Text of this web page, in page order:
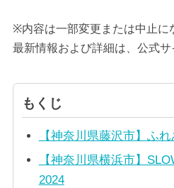
※内容は一部変更または中止に
最新情報および詳細は、公式
もくじ
【神奈川県藤沢市】ふ
【神奈川県横浜市】
2024